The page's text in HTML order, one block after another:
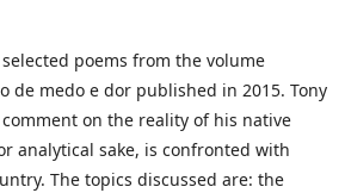
poems from the volume
de medo e dor published in 2015. Tony
on the reality of his native
analytical sake, is confronted with
The topics discussed are: the